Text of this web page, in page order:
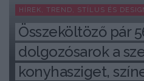
HÍREK, TREND, STÍLUS ÉS
Összeköltöző pár
dolgozósarok a
konyhasziget,